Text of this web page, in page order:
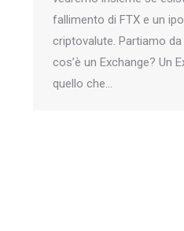
fallimento di FTX e un
criptovalute. Partiamo
cos’è un Exchange? Un
quello che…